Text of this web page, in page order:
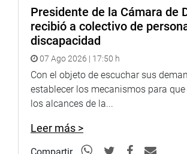
Aseveró también que su población
médica, por lo que el Poder Ejecutivo no
ningún expediente técnico. “Es por ello,
merecen ser puestos en una posición en
oportunidad de administrar y llevar
desarrollo, en el menor tiempo posible”,
lado, recordó que el 11 de marzo pasado
por amplia mayoría, esa iniciativa, con lo
Presidente de la Cámara de
recibió a colectivo de
discapacidad
07 Ago 2026 | 17:50 h
Con el objeto de escuchar sus
establecer los mecanismos para
los alcances de la...
Leer más >